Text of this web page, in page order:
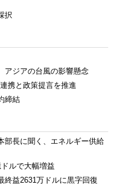
択
アジアの台風の影響懸念
携と政策提言を推進
締結
部長に聞く、エネルギー供給
ルで大幅増益
終益2631万ドルに黒字回復